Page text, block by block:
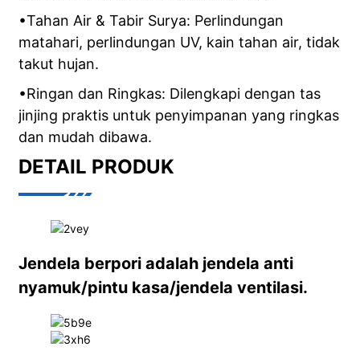
•Tahan Air & Tabir Surya: Perlindungan
matahari, perlindungan UV, kain tahan air, tidak
takut hujan.
•Ringan dan Ringkas: Dilengkapi dengan tas
jinjing praktis untuk penyimpanan yang ringkas
dan mudah dibawa.
DETAIL PRODUK
Jendela berpori adalah jendela anti
nyamuk/pintu kasa/jendela ventilasi.